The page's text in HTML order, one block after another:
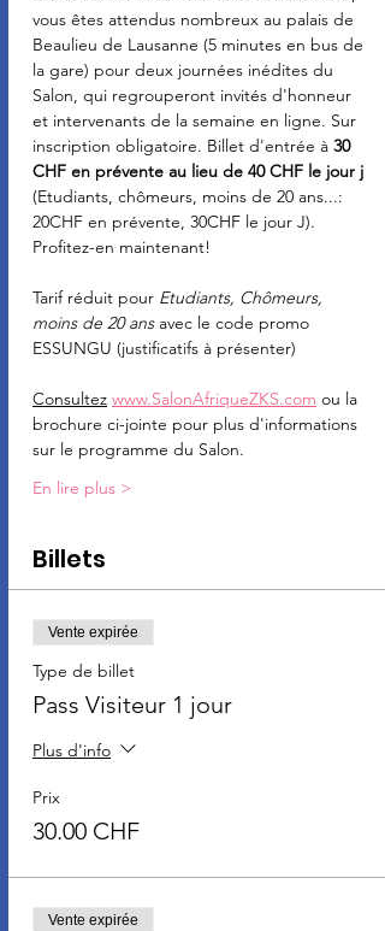
vous êtes attendus nombreux au palais de
Beaulieu de Lausanne (5 minutes en bus de
la gare) pour deux journées inédites du
Salon, qui regrouperont invités d'honneur
et intervenants de la semaine en ligne. Sur
inscription obligatoire. Billet d'entrée à 30
CHF en prévente au lieu de 40 CHF le jour j
(Etudiants, chômeurs, moins de 20 ans...:
20CHF en prévente, 30CHF le jour J).
Profitez-en maintenant!
Tarif réduit pour Etudiants, Chômeurs,
moins de 20 ans avec le code promo
ESSUNGU (justificatifs à présenter)
Consultez www.SalonAfriqueZKS.com ou la
brochure ci-jointe pour plus d'informations
sur le programme du Salon.
En lire plus >
Billets
Vente expirée
Type de billet
Pass Visiteur 1 jour
Plus d'info
Prix
30.00 CHF
Vente expirée